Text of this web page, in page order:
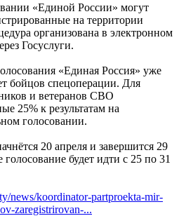
«Единой России» могут
на территории
организована в электронном
Госуслуги.
«Единая Россия» уже
бойцов спецоперации. Для
и ветеранов СВО
25% к результатам на
голосовании.
20 апреля и завершится 29
будет идти с 25 по 31
news/koordinator-partproekta-mir-
zaregistrirovan-...